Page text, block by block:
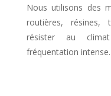
Nous utilisons des
routières, résines,
résister au
fréquentation intense.